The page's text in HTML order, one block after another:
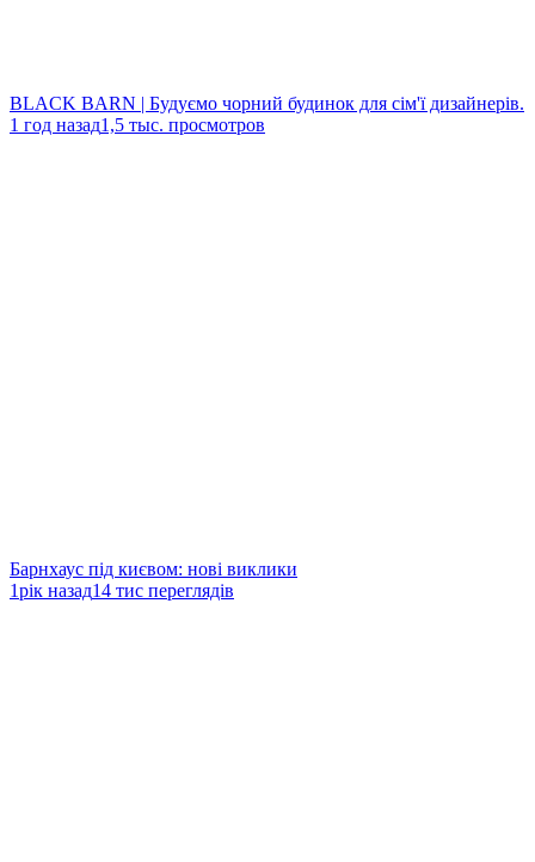
BLACK BARN | Будуємо чорний будинок для сім'ї дизайнерів.
1 год назад1,5 тыс. просмотров
Барнхаус під києвом: нові виклики
1рік назад14 тис переглядів